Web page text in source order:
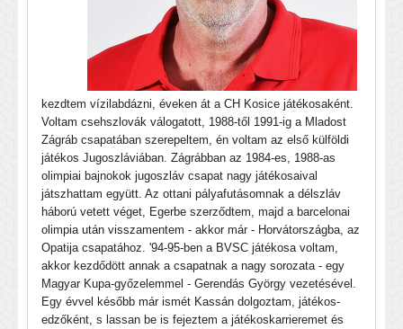
kezdtem vízilabdázni, éveken át a CH Kosice játékosaként.
Voltam csehszlovák válogatott, 1988-től 1991-ig a Mladost
Zágráb csapatában szerepeltem, én voltam az első külföldi
játékos Jugoszláviában. Zágrábban az 1984-es, 1988-as
olimpiai bajnokok jugoszláv csapat nagy játékosaival
játszhattam együtt. Az ottani pályafutásomnak a délszláv
háború vetett véget, Egerbe szerződtem, majd a barcelonai
olimpia után visszamentem - akkor már - Horvátországba, az
Opatija csapatához. '94-95-ben a BVSC játékosa voltam,
akkor kezdődött annak a csapatnak a nagy sorozata - egy
Magyar Kupa-győzelemmel - Gerendás György vezetésével.
Egy évvel később már ismét Kassán dolgoztam, játékos-
edzőként, s lassan be is fejeztem a játékoskarrieremet és